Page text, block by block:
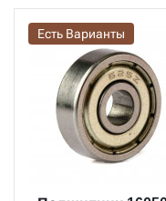
Есть Варианты